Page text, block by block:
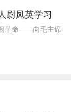
尉凤英学习
革命——向毛主席